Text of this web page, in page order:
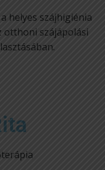
helyes szájhigiénia
otthoni szájápolási